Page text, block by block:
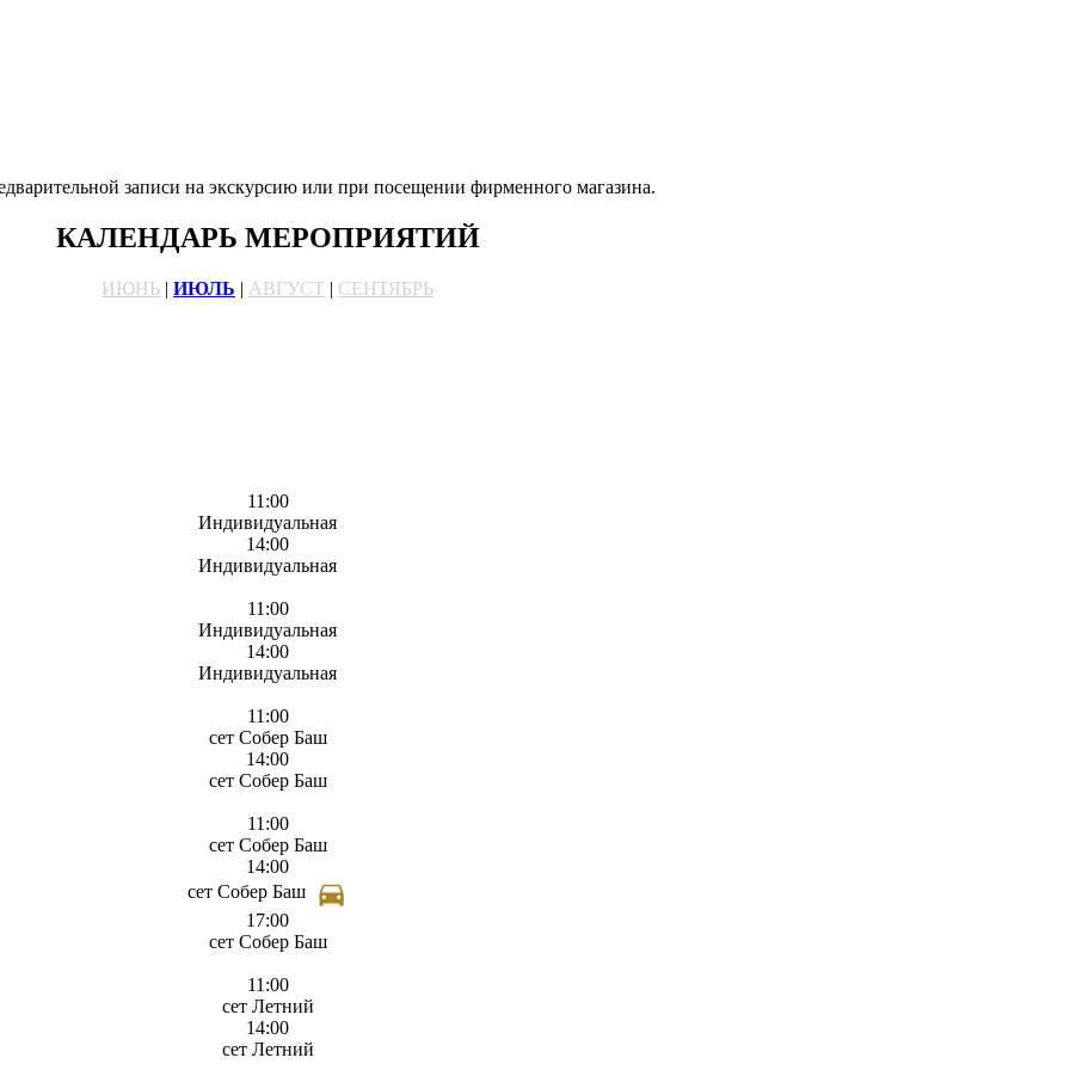
записи на экскурсию или при посещении фирменного магазина.
КАЛЕНДАРЬ МЕРОПРИЯТИЙ
ИЮНЬ | ИЮЛЬ | АВГУСТ | СЕНТЯБРЬ
11:00
Индивидуальная
14:00
Индивидуальная
11:00
Индивидуальная
14:00
Индивидуальная
11:00
сет Собер Баш
14:00
сет Собер Баш
11:00
сет Собер Баш
14:00
сет Собер Баш
17:00
сет Собер Баш
11:00
сет Летний
14:00
сет Летний